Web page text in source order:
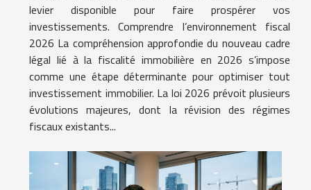
levier disponible pour faire prospérer vos
investissements. Comprendre l’environnement fiscal
2026 La compréhension approfondie du nouveau cadre
légal lié à la fiscalité immobilière en 2026 s’impose
comme une étape déterminante pour optimiser tout
investissement immobilier. La loi 2026 prévoit plusieurs
évolutions majeures, dont la révision des régimes
fiscaux existants...